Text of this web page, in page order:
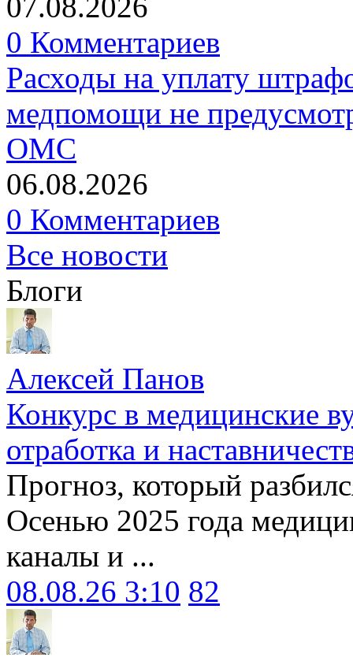
0 Комментариев
Расходы на уплату
медпомощи не
ОМС
06.08.2026
0 Комментариев
Все новости
Блоги
Алексей Панов
Конкурс в медицинские
отработка и
Прогноз, который
Осенью 2025 года
каналы и ...
08.08.26 3:10 82